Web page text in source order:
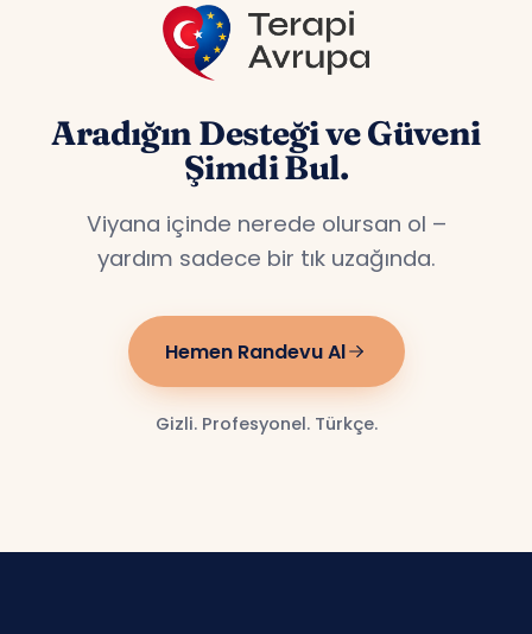
Aradığın Desteği ve Güveni
Şimdi Bul.
Viyana içinde nerede olursan ol –
yardım sadece bir tık uzağında.
Hemen Randevu Al
Gizli. Profesyonel. Türkçe.